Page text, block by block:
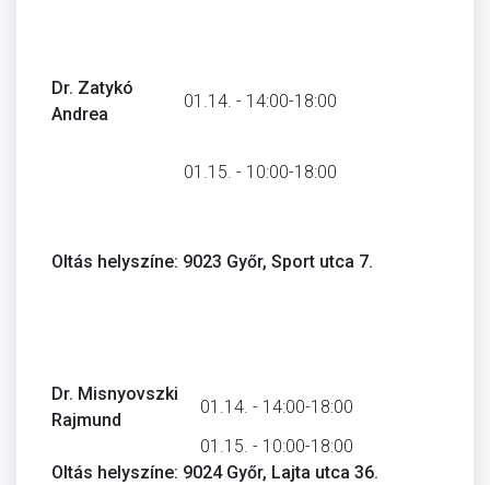
Dr. Zatykó
Andrea
01.14. - 14:00-18:00
01.15. - 10:00-18:00
Oltás helyszíne: 9023 Győr, Sport utca 7.
Dr. Misnyovszki
Rajmund
01.14. - 14:00-18:00
01.15. - 10:00-18:00
Oltás helyszíne: 9024 Győr, Lajta utca 36.